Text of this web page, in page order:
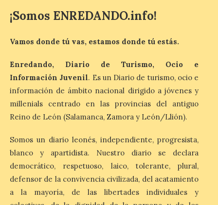
media de la mañana,
durante la ‘Feria de
León’, podrá visitarse hasta finales del
mes de noviembre, con […]
La Bañeza inicia sus
fiestas con el pregón a
cargo de Arturo Martínez
Matilla
Bañeza designa a Arturo
Martínez Matilla como
pregonero de las Fiestas
2026. Tendrá lugar este
sábado 8 de agosto a las 21,00 horas en el
¡Somos ENREDANDO.info!
Vamos donde tú vas, estamos donde tú estás.
Enredando, Diario de Turismo, Ocio e
Información Juvenil. Es un Diario de turismo, ocio e
información de ámbito nacional dirigido a jóvenes y
millenials centrado en las provincias del antiguo
Reino de León (Salamanca, Zamora y León/Llión).
Somos un diario leonés, independiente, progresista,
blanco y apartidista. Nuestro diario se declara
democrático, respetuoso, laico, tolerante, plural,
defensor de la convivencia civilizada, del acatamiento
a la mayoría, de las libertades individuales y